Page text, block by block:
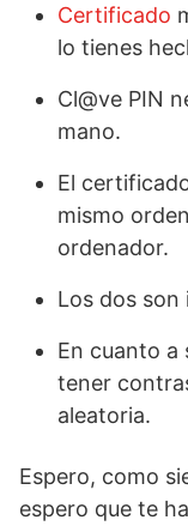
Certificado
lo tienes
Cl@ve PIN
mano.
El
mismo
ordenador.
Los dos son
En cuanto a
tener
aleatoria.
Espero, como
espero que te